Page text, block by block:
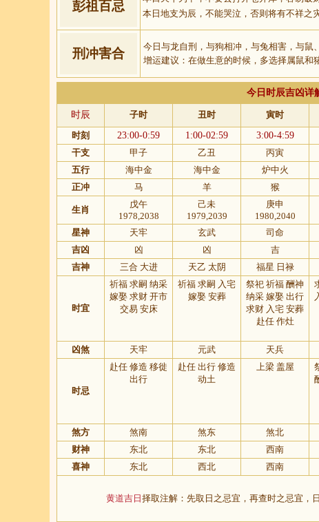
彭祖百忌
本日地支为辰，不能哭泣，否则将有不祥之灾
刑冲害合
今日与龙自刑，与狗相冲，与兔相害，与鼠
增运建议：在做生意的时候，多选择属鼠和
今日时辰吉凶详
时辰 子时 丑时 寅时
时刻
23:00-0:59 1:00-02:59 3:00-4:59
干支
甲子 乙丑 丙寅
五行
海中金 海中金 炉中火
正冲
马 羊 猴
生肖
戊午
1978,2038
己未
1979,2039
庚申
1980,2040
星神
天牢 玄武 司命
吉凶
凶 凶 吉
吉神
三合 大进 天乙 太阴 福星 日禄
时宜
祈福 求嗣 纳采
嫁娶 求财 开市
交易 安床
祈福 求嗣 入宅
嫁娶 安葬
祭祀 祈福 酬神
纳采 嫁娶 出行
求财 入宅 安葬
赴任 作灶
凶煞 天牢 元武 天兵
时忌
赴任 修造 移徙
出行
赴任 出行 修造
动土
上梁 盖屋
煞方 煞南 煞东 煞北
财神
东北 东北 西南
喜神
东北 西北 西南
黄道吉日 择取注解：先取日之忌宜，再查时之忌宜，